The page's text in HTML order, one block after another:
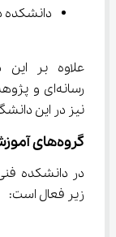
دانشکده
نیز در این
گروه‌های آموزشی دانشکده فنی مهندسی رسانه
زیر فعال است: